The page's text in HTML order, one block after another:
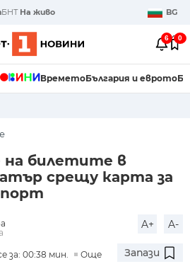
БНТ На живо BG
6 0
ВреметоБългария и еврото
на билетите в
срещу карта за
A+ A-
за: 00:38 мин. Още Запази